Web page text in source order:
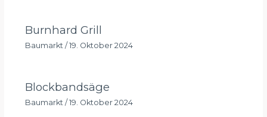
Burnhard Grill
Baumarkt /19. Oktober 2024
Blockbandsäge
Baumarkt /19. Oktober 2024